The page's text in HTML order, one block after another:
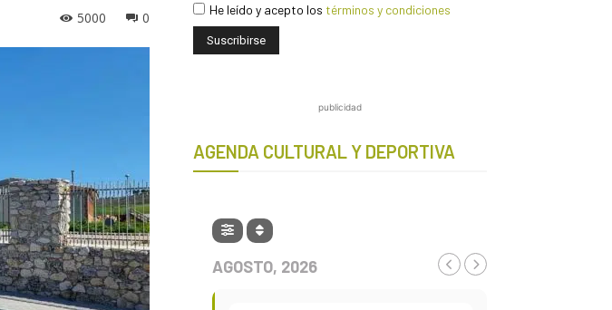
0
5000 He leído y acepto los términos y condiciones
publicidad
AGENDA CULTURAL Y DEPORTIVA
AGOSTO, 2026